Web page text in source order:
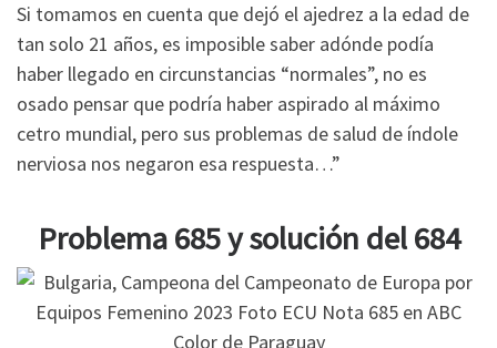
Si tomamos en cuenta que dejó el ajedrez a la edad de
tan solo 21 años, es imposible saber adónde podía
haber llegado en circunstancias “normales”, no es
osado pensar que podría haber aspirado al máximo
cetro mundial, pero sus problemas de salud de índole
nerviosa nos negaron esa respuesta…”
Problema 685 y solución del 684